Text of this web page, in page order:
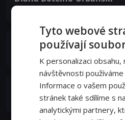
Clinic Nurse
Kristen Harris
OB-GYN
Stephanie Sy
Tyto webové
používají
K personalizaci obsahu,
návštěvnosti
Informace o vašem
stránek také sdílíme s
analytickými partnery,